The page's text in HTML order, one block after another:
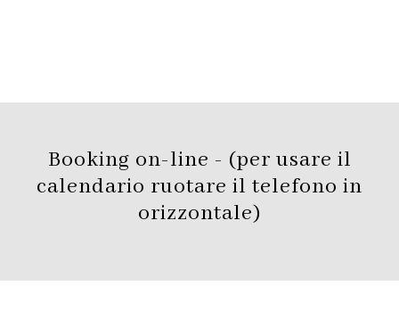
Booking on-line - (per usare il
calendario ruotare il telefono in
orizzontale)